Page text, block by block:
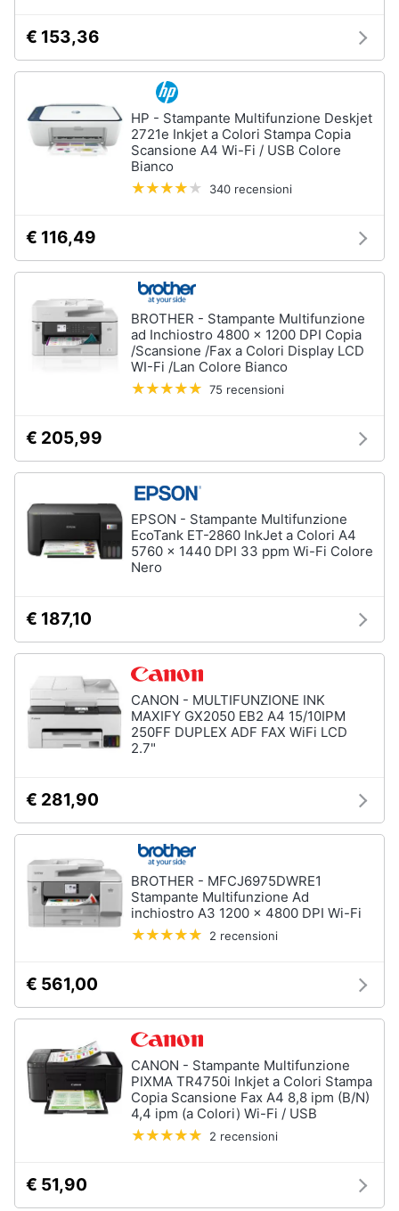
€ 153,36
HP - Stampante Multifunzione Deskjet
2721e Inkjet a Colori Stampa Copia
Scansione A4 Wi-Fi / USB Colore
Bianco
340 recensioni
€ 116,49
BROTHER - Stampante Multifunzione
ad Inchiostro 4800 x 1200 DPI Copia
/Scansione /Fax a Colori Display LCD
WI-Fi /Lan Colore Bianco
75 recensioni
€ 205,99
EPSON - Stampante Multifunzione
EcoTank ET-2860 InkJet a Colori A4
5760 x 1440 DPI 33 ppm Wi-Fi Colore
Nero
€ 187,10
CANON - MULTIFUNZIONE INK
MAXIFY GX2050 EB2 A4 15/10IPM
250FF DUPLEX ADF FAX WiFi LCD
2.7"
€ 281,90
BROTHER - MFCJ6975DWRE1
Stampante Multifunzione Ad
inchiostro A3 1200 x 4800 DPI Wi-Fi
2 recensioni
€ 561,00
CANON - Stampante Multifunzione
PIXMA TR4750i Inkjet a Colori Stampa
Copia Scansione Fax A4 8,8 ipm (B/N)
4,4 ipm (a Colori) Wi-Fi / USB
2 recensioni
€ 51,90